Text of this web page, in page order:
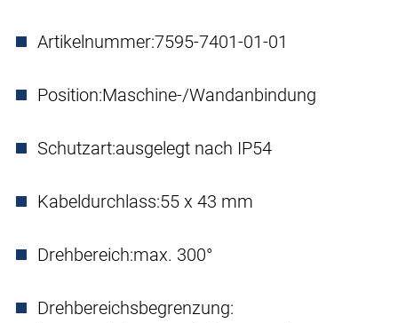
Artikelnummer:7595-7401-01-01
Position:Maschine-/Wandanbindung
Schutzart:ausgelegt nach IP54
Kabeldurchlass:55 x 43 mm
Drehbereich:max. 300°
Drehbereichsbegrenzung: